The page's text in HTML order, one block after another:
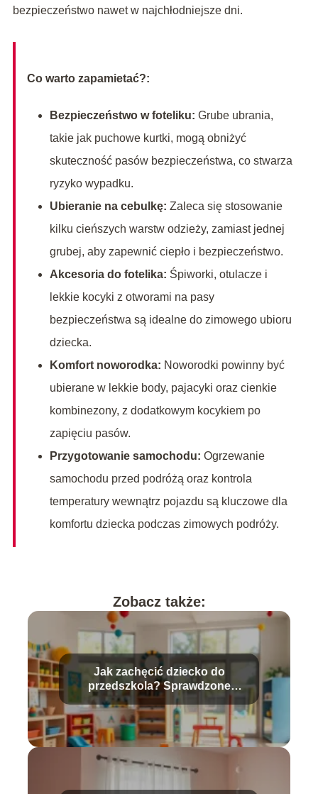
bezpieczeństwo nawet w najchłodniejsze dni.
Co warto zapamietać?:
Bezpieczeństwo w foteliku: Grube ubrania,
takie jak puchowe kurtki, mogą obniżyć
skuteczność pasów bezpieczeństwa, co stwarza
ryzyko wypadku.
Ubieranie na cebulkę: Zaleca się stosowanie
kilku cieńszych warstw odzieży, zamiast jednej
grubej, aby zapewnić ciepło i bezpieczeństwo.
Akcesoria do fotelika: Śpiworki, otulacze i
lekkie kocyki z otworami na pasy
bezpieczeństwa są idealne do zimowego ubioru
dziecka.
Komfort noworodka: Noworodki powinny być
ubierane w lekkie body, pajacyki oraz cienkie
kombinezony, z dodatkowym kocykiem po
zapięciu pasów.
Przygotowanie samochodu: Ogrzewanie
samochodu przed podróżą oraz kontrola
temperatury wewnątrz pojazdu są kluczowe dla
komfortu dziecka podczas zimowych podróży.
Zobacz także:
Jak zachęcić dziecko do
przedszkola? Sprawdzone
metody i porady